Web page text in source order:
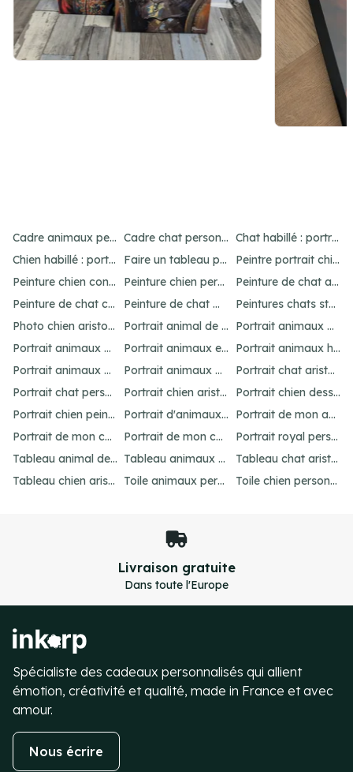
Cadre animaux personnalisé : créez un portrait unique Cadre chat personnalisé : créez un portrait unique
Chat habillé : portraits amusants et uniques
Chien habillé : portraits amusants et uniques
Faire un tableau personnalisé de son chien : idées et options
Peintre portrait chien : personnalisez votre animal
Peinture chien contemporain : personnalisez votre art
Peinture chien personnalisé : créez un chef-d'œuvre unique
Peinture de chat abstrait : idées pour un portrait unique
Peinture de chat connue : inspirations célèbres
Peinture de chat moderne : idées et inspirations uniques
Peintures chats stylisés : idées originales
Photo chien aristocrate : un portrait original
Portrait animal de compagnie : votre guide personnalisé
Portrait animaux aquarelle personnalisé
Portrait animaux dessin : personnalisez votre œuvre
Portrait animaux en costume : offrez un cadeau unique
Portrait animaux humanisés : idées et inspirations uniques
Portrait animaux peinture : créez un chef-d'œuvre unique
Portrait animaux personnalisé : l'art unique
Portrait chat aristocrate : un cadeau personnalisé
Portrait chat personnalisé : idées et options uniques
Portrait chien aristocrate : un cadeau personnalisé
Portrait chien dessin : personnalisez votre œuvre
Portrait chien peinture : personnalisez votre chef-d'œuvre
Portrait d'animaux d'après photo : idées uniques et originales
Portrait de mon animal : personnalisation unique
Portrait de mon chat : idées et options originales
Portrait de mon chien : idées et options originales
Portrait royal personnalisé : offrez un tableau unique
Tableau animal de compagnie : idées créatives et amusantes
Tableau animaux habillés : personnalisez votre portrait
Tableau chat aristocrate : un cadeau raffiné
Tableau chien aristocrate : offrez un cadeau unique
Toile animaux personnalisé : créez un chef-d'œuvre unique Toile chien personnalisé : créez votre chef-d'œuvre unique
Paiement sécurisé
Transactions 100% sécurisées
Spécialiste des cadeaux personnalisés qui allient
émotion, créativité et qualité, made in France et avec
amour.
Nous écrire